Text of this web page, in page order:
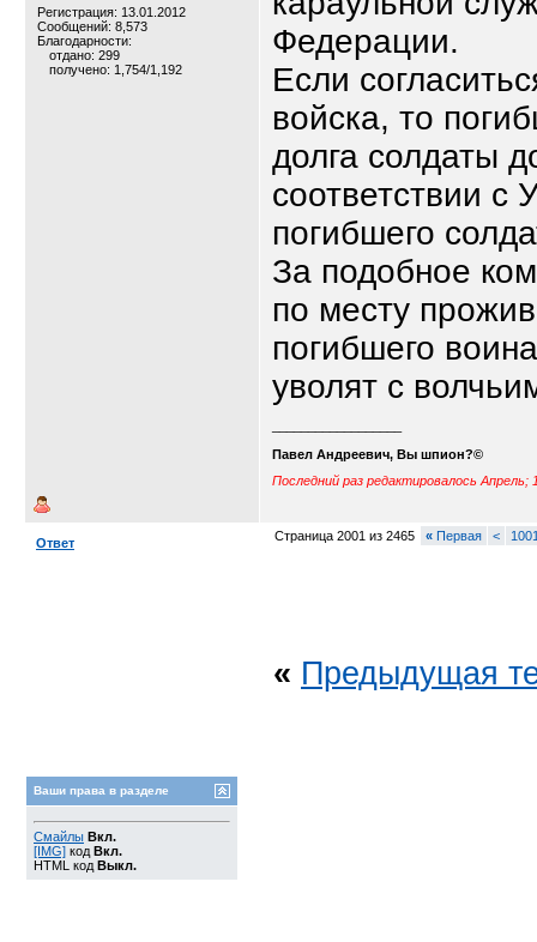
Регистрация: 13.01.2012
Сообщений: 8,573
Благодарности:
отдано: 299
получено: 1,754/1,192
Федерации.
Если
войска, то
долга солдаты
соответствии с
погибшего
За подобное
по месту
погибшего
уволят с
Павел Андреевич, Вы шпион?©
Последний раз редактировалось Апрель;
Ответ Страница 2001 из 2465 « Первая <
« Предыдущая
Ваши права в разделе
Смайлы Вкл.
[IMG] код Вкл.
HTML код Выкл.